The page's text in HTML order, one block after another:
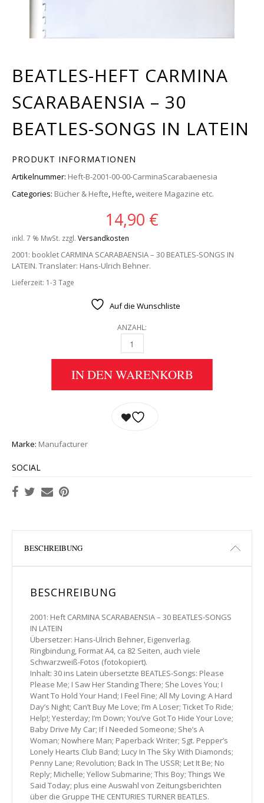
BEATLES-HEFT CARMINA
SCARABAENSIA – 30
BEATLES-SONGS IN LATEIN
PRODUKT INFORMATIONEN
Artikelnummer: Heft-B-2001-00-00-CarminaScarabaenesia
Categories: Bücher & Hefte, Hefte,weitere Magazine etc.
14,90 €
inkl. 7 % MwSt. zzgl. Versandkosten
2001: booklet CARMINA SCARABAENSIA – 30 BEATLES-SONGS IN
LATEIN. Translater: Hans-Ulrich Behner.
Lieferzeit: 1-3 Tage
Auf die Wunschliste
ANZAHL:
BEATLES-HEFT CARMINA SCARABAENSIA -
IN DEN WARENKORB
Marke: Manufacturer
SOCIAL
BESCHREIBUNG
BESCHREIBUNG
2001: Heft CARMINA SCARABAENSIA – 30 BEATLES-SONGS
IN LATEIN
Übersetzer: Hans-Ulrich Behner, Eigenverlag.
Ringbindung, Format A4, ca 82 Seiten, auch viele
Schwarzweiß-Fotos (fotokopiert).
Inhalt: 30 ins Latein übersetzte BEATLES-Songs: Please
Please Me; I Saw Her Standing There; She Loves You; I
Want To Hold Your Hand; I Feel Fine; All My Loving; A Hard
Day’s Night; Can’t Buy Me Love; I’m A Loser; Ticket To Ride;
Help!; Yesterday; I’m Down; You’ve Got To Hide Your Love;
Baby Drive My Car; If I Needed Someone; She’s A
Woman; Nowhere Man; Paperback Writer; Sgt. Pepper’s
Lonely Hearts Club Band; Lucy In The Sky With Diamonds;
Penny Lane; Revolution; Back In The USSR; Let It Be; No
Reply; Michelle; Yellow Submarine; This Boy; Things We
Said Today; plus eine Auswahl von Zeitungsberichten
über die Gruppe THE CENTURIES TURNER BEATLES.